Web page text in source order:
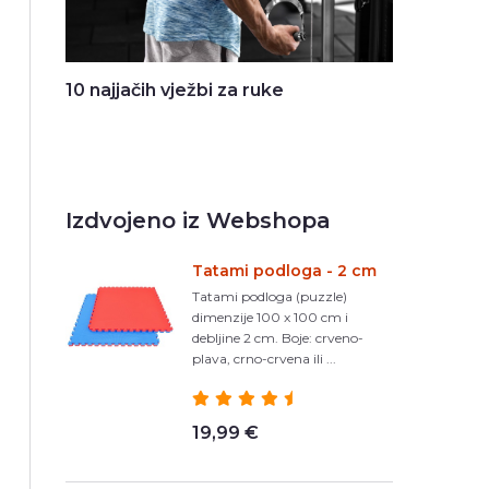
10 najjačih vježbi za ruke
Izdvojeno iz Webshopa
Tatami podloga - 2 cm
Tatami podloga (puzzle)
dimenzije 100 x 100 cm i
debljine 2 cm. Boje: crveno-
plava, crno-crvena ili ...
19,99 €